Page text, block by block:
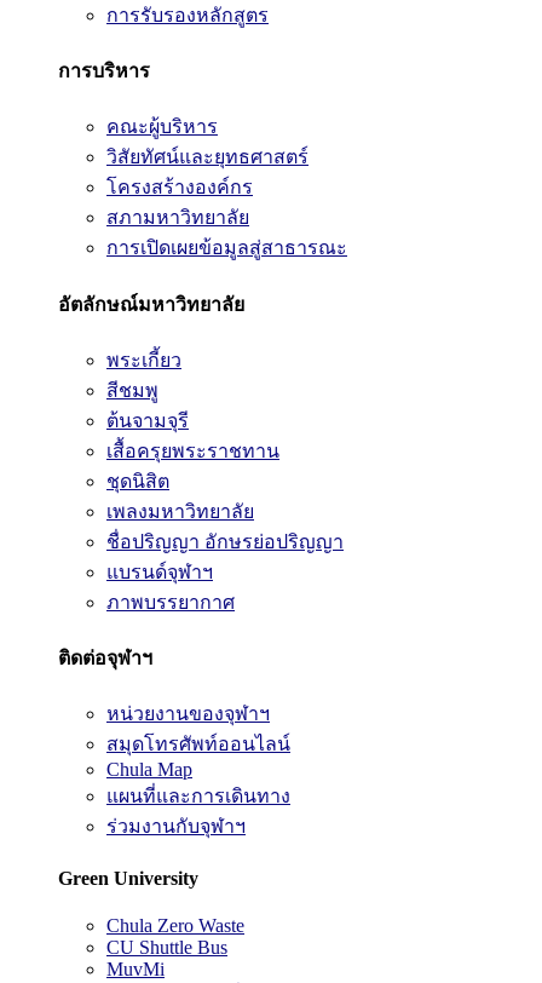
การรับรองหลักสูตร
การบริหาร
คณะผู้บริหาร
วิสัยทัศน์และยุทธศาสตร์
โครงสร้างองค์กร
สภามหาวิทยาลัย
การเปิดเผยข้อมูลสู่สาธารณะ
อัตลักษณ์มหาวิทยาลัย
พระเกี้ยว
สีชมพู
ต้นจามจุรี
เสื้อครุยพระราชทาน
ชุดนิสิต
เพลงมหาวิทยาลัย
ชื่อปริญญา อักษรย่อปริญญา
แบรนด์จุฬาฯ
ภาพบรรยากาศ
ติดต่อจุฬาฯ
หน่วยงานของจุฬาฯ
สมุดโทรศัพท์ออนไลน์
Chula Map
แผนที่และการเดินทาง
ร่วมงานกับจุฬาฯ
Green University
Chula Zero Waste
CU Shuttle Bus
MuvMi